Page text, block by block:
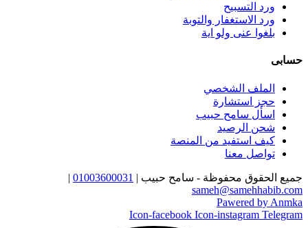
ورد التسبيح
ورد الاستغفار والتوبة
بلغوا عنى ولو اية
حسابى
الملف الشخصي
حجز استشارة
اسأل سامح حبيب
شحن الرصيد
كيف استفيد من المنصة
تواصل معنا
جميع الحقوق محفوظة - سامح حبيب | 01003600031
|
sameh@samehhabib.com
Pawered by Anmka
Icon-facebook Icon-instagram Telegram